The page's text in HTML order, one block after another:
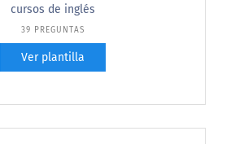
cursos de inglés
39 PREGUNTAS
Ver plantilla